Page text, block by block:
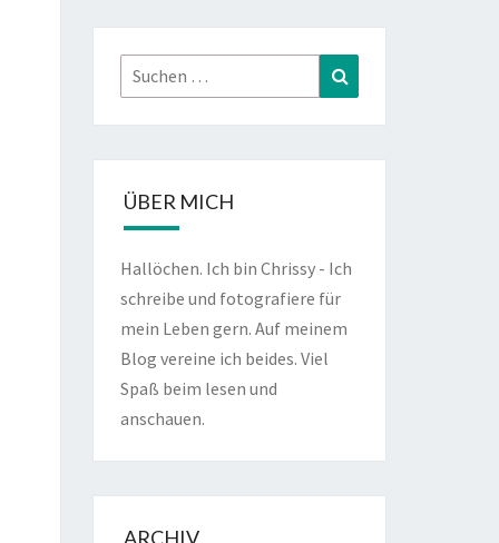
Suchen
nach:
ÜBER MICH
Hallöchen. Ich bin Chrissy - Ich
schreibe und fotografiere für
mein Leben gern. Auf meinem
Blog vereine ich beides. Viel
Spaß beim lesen und
anschauen.
ARCHIV